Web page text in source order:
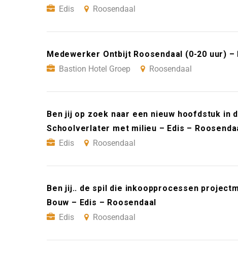
Edis
Roosendaal
Medewerker Ontbijt Roosendaal (0-20 uur) –
Bastion Hotel Groep
Roosendaal
Ben jij op zoek naar een nieuw hoofdstuk in
Schoolverlater met milieu – Edis –
Edis
Roosendaal
Ben jij.. de spil die inkoopprocessen
Bouw – Edis – Roosendaal
Edis
Roosendaal